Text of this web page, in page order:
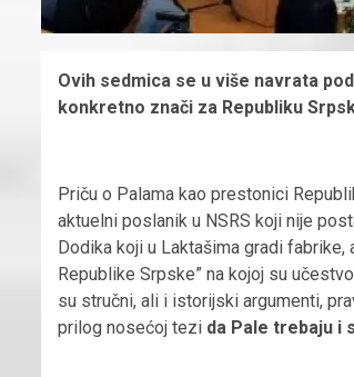
Ovih sedmica se u više navrata
konkretno znači za Republiku
Priču o Palama kao prestonici
aktuelni poslanik u NSRS koji nije
Dodika koji u Laktašima gradi fabrike,
Republike Srpske” na kojoj su
su stručni, ali i istorijski argumenti,
prilog nosećoj tezi da Pale trebaju i